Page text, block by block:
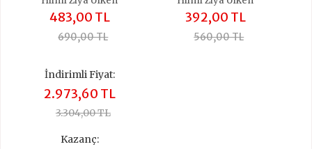
483,00 TL
690,00 TL
392,00 TL
560,00 TL
İndirimli Fiyat:
2.973,60 TL
3.304,00 TL
Kazanç: